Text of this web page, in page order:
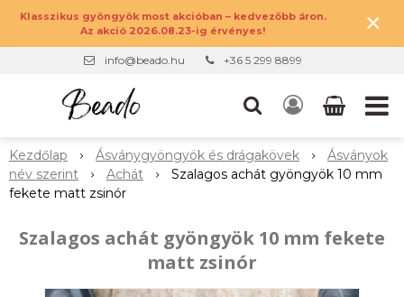
Klasszikus gyöngyök most akcióban – kedvezőbb áron.
Az akció 2026.08.23-ig érvényes!
×
info@beado.hu +36 5 299 8899
Kezdőlap Ásványgyöngyök és drágakövek
Ásványok
név szerint
Achát
Szalagos achát gyöngyök 10 mm
fekete matt zsinór
Szalagos achát gyöngyök 10 mm fekete
matt zsinór